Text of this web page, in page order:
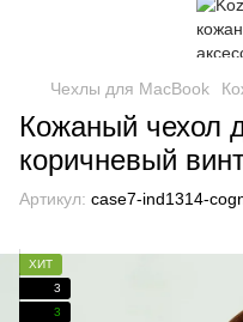
Чехлы для MacBook
Кожаный чехол
коричневый
Артикул: case7-ind1314-
ХИТ
3
3